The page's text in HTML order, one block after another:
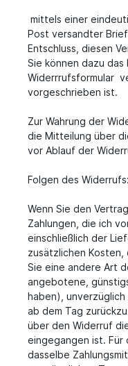
mittels einer
Post versandter
Entschluss, diesen
Sie können dazu
Widerrrufsformular
vorgeschrieben ist.
Zur Wahrung der
die Mitteilung über
vor Ablauf der
Folgen des Widerrufs:
Wenn Sie den
Zahlungen, die ich
einschließlich der
zusätzlichen Kosten,
Sie eine andere Art
angebotene,
haben),
ab dem Tag
über den Widerruf
eingegangen ist. Für
dasselbe